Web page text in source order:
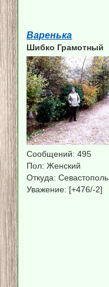
Варенька
Шибко Грамотный
Сообщений: 495
Пол: Женский
Откуда: Севастополь
Уважение: [+476/-2]